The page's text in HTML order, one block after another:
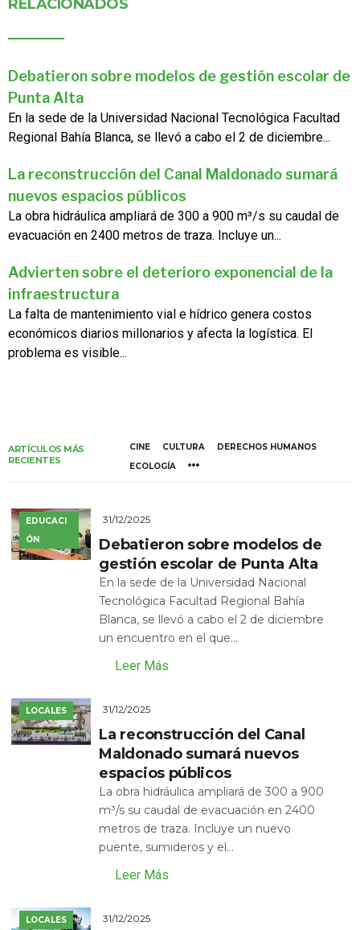
RELACIONADOS
Debatieron sobre modelos de gestión escolar de
Punta Alta
En la sede de la Universidad Nacional Tecnológica Facultad
Regional Bahía Blanca, se llevó a cabo el 2 de diciembre...
La reconstrucción del Canal Maldonado sumará
nuevos espacios públicos
La obra hidráulica ampliará de 300 a 900 m³/s su caudal de
evacuación en 2400 metros de traza. Incluye un...
Advierten sobre el deterioro exponencial de la
infraestructura
La falta de mantenimiento vial e hídrico genera costos
económicos diarios millonarios y afecta la logística. El
problema es visible...
ARTÍCULOS MÁS
RECIENTES
CINE CULTURA
DERECHOS HUMANOS
ECOLOGÍA
EDUCACI
ÓN
31/12/2025
Debatieron sobre modelos de
gestión escolar de Punta Alta
En la sede de la Universidad Nacional
Tecnológica Facultad Regional Bahía
Blanca, se llevó a cabo el 2 de diciembre
un encuentro en el que...
Leer Más
LOCALES 31/12/2025
La reconstrucción del Canal
Maldonado sumará nuevos
espacios públicos
La obra hidráulica ampliará de 300 a 900
m³/s su caudal de evacuación en 2400
metros de traza. Incluye un nuevo
puente, sumideros y el...
Leer Más
LOCALES 31/12/2025